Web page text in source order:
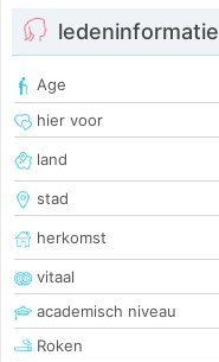
ledeninformatie
Age
hier voor
land
stad
herkomst
vitaal
academisch niveau
Roken